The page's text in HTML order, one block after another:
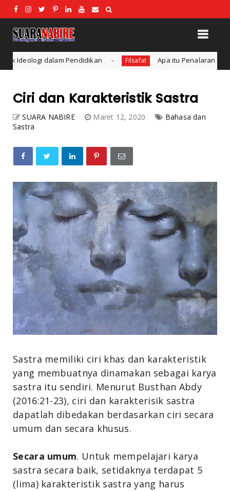
Filsafat Apa itu Penalaran Induksi dan Deduksi?
Ciri dan Karakteristik Sastra
SUARA NABIRE Maret 12, 2020
Bahasa dan
Sastra
Sastra memiliki ciri khas dan karakteristik
yang membuatnya dinamakan sebagai karya
sastra itu sendiri. Menurut Busthan Abdy
(2016:21-23), ciri dan karakterisik sastra
dapatlah dibedakan berdasarkan ciri secara
umum dan secara khusus.
Secara umum. Untuk mempelajari karya
sastra secara baik, setidaknya terdapat 5
(lima) karakteristik sastra yang harus